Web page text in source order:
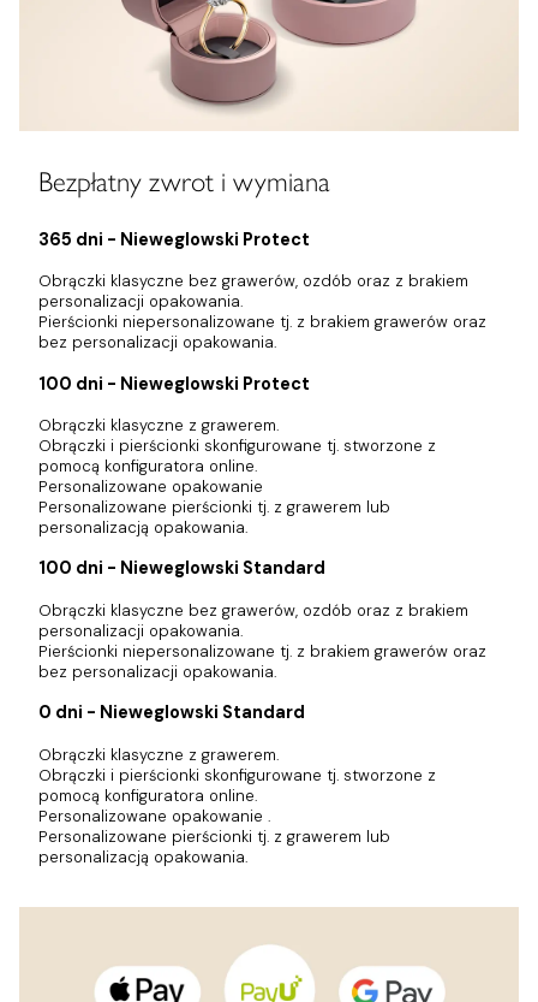
Bezpłatny zwrot i wymiana
365 dni - Nieweglowski Protect
Obrączki klasyczne bez grawerów, ozdób oraz z brakiem
personalizacji opakowania.
Pierścionki niepersonalizowane tj. z brakiem grawerów oraz
bez personalizacji opakowania.
100 dni - Nieweglowski Protect
Obrączki klasyczne z grawerem.
Obrączki i pierścionki skonfigurowane tj. stworzone z
pomocą konfiguratora online.
Personalizowane opakowanie
Personalizowane pierścionki tj. z grawerem lub
personalizacją opakowania.
100 dni - Nieweglowski Standard
Obrączki klasyczne bez grawerów, ozdób oraz z brakiem
personalizacji opakowania.
Pierścionki niepersonalizowane tj. z brakiem grawerów oraz
bez personalizacji opakowania.
0 dni - Nieweglowski Standard
Obrączki klasyczne z grawerem.
Obrączki i pierścionki skonfigurowane tj. stworzone z
pomocą konfiguratora online.
Personalizowane opakowanie .
Personalizowane pierścionki tj. z grawerem lub
personalizacją opakowania.